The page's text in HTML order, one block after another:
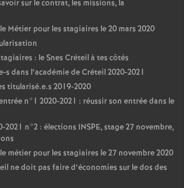
sur le contrat, les missions, la
Métier pour les stagiaires le 20 mars 2020
: le Snes Créteil à tes côtés
dans l’académie de Créteil 2020-2021
titularisé.e.s 2019-2020
n°1 2020-2021 : réussir son entrée dans le
2021 n°2 : élections INSPE, stage 27 novembre,
métier pour les stagiaires le 27 novembre 2020
ne doit pas faire d’économies sur le dos des